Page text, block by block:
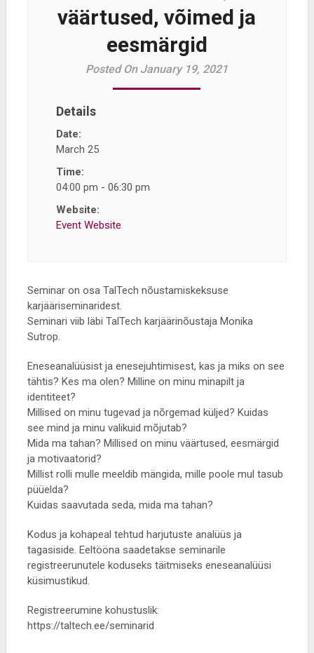
väärtused, võimed ja
eesmärgid
Posted On January 19, 2021
Details
Date:
March 25
Time:
04:00 pm - 06:30 pm
Website:
Event Website
Seminar on osa TalTech nõustamiskeksuse
karjääriseminaridest.
Seminari viib läbi TalTech karjäärinõustaja Monika
Sutrop.
Eneseanalüüsist ja enesejuhtimisest, kas ja miks on see
tähtis? Kes ma olen? Milline on minu minapilt ja
identiteet?
Millised on minu tugevad ja nõrgemad küljed? Kuidas
see mind ja minu valikuid mõjutab?
Mida ma tahan? Millised on minu väärtused, eesmärgid
ja motivaatorid?
Millist rolli mulle meeldib mängida, mille poole mul tasub
püüelda?
Kuidas saavutada seda, mida ma tahan?
Kodus ja kohapeal tehtud harjutuste analüüs ja
tagasiside. Eeltööna saadetakse seminarile
registreerunutele koduseks täitmiseks eneseanalüüsi
küsimustikud.
Registreerumine kohustuslik:
https://taltech.ee/seminarid